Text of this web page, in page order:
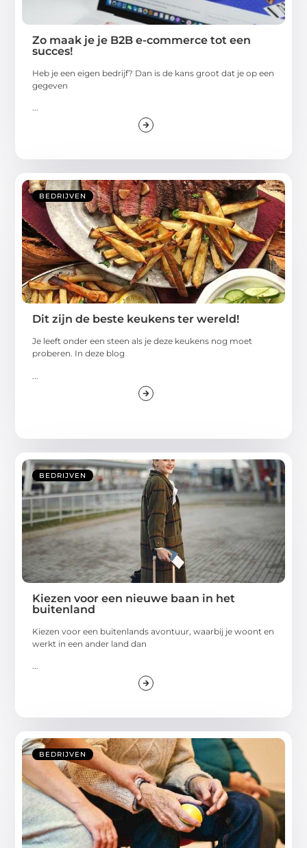
Zo maak je je B2B e-commerce tot een
succes!
Heb je een eigen bedrijf? Dan is de kans groot dat je op een
gegeven
...
BEDRIJVEN
Dit zijn de beste keukens ter wereld!
Je leeft onder een steen als je deze keukens nog moet
proberen. In deze blog
BEDRIJVEN
Kiezen voor een nieuwe baan in het
buitenland
Kiezen voor een buitenlands avontuur, waarbij je woont en
werkt in een ander land dan
BEDRIJVEN